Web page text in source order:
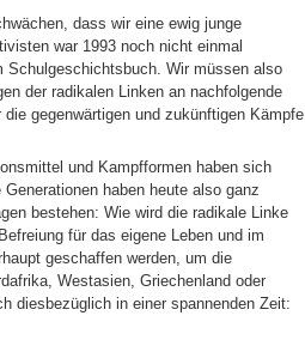
dass wir eine ewig junge
war 1993 noch nicht einmal
Schulgeschichtsbuch. Wir müssen also
der radikalen Linken an nachfolgende
gegenwärtigen und zukünftigen Kämpfe
und Kampfformen haben sich
haben heute also ganz
bestehen: Wie wird die radikale Linke
für das eigene Leben und im
geschaffen werden, um die
Westasien, Griechenland oder
diesbezüglich in einer spannenden Zeit: